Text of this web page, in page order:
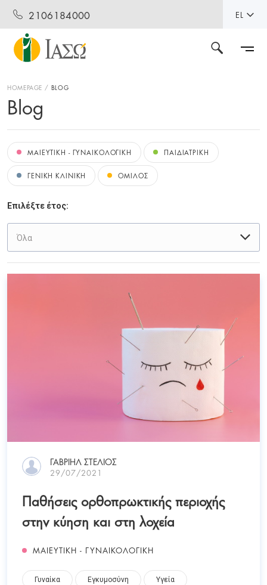
2106184000 EL
HOMEPAGE BLOG
Blog
ΜΑΙΕΥΤΙΚΗ - ΓΥΝΑΙΚΟΛΟΓΙΚΗ ΠΑΙΔΙΑΤΡΙΚΗ
ΓΕΝΙΚΗ ΚΛΙΝΙΚΗ ΟΜΙΛΟΣ
Επιλέξτε έτος:
Όλα
ΓΑΒΡΙΗΛ ΣΤΕΛΙΟΣ
29/07/2021
Παθήσεις ορθοπρωκτικής περιοχής
στην κύηση και στη λοχεία
ΜΑΙΕΥΤΙΚΗ - ΓΥΝΑΙΚΟΛΟΓΙΚΗ
Γυναίκα Εγκυμοσύνη Υγεία